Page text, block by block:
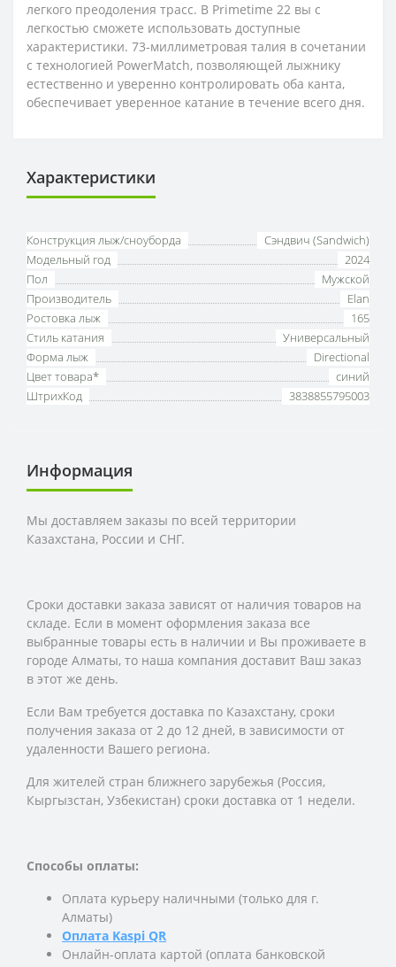
легкого преодоления трасс. В Primetime 22 вы с
легкостью сможете использовать доступные
характеристики. 73-миллиметровая талия в сочетании
с технологией PowerMatch, позволяющей лыжнику
естественно и уверенно контролировать оба канта,
обеспечивает уверенное катание в течение всего дня.
Характеристики
Конструкция лыж/сноуборда
Сэндвич (Sandwich)
Модельный год
2024
Пол
Мужской
Производитель
Elan
Ростовка лыж
165
Стиль катания
Универсальный
Форма лыж
Directional
Цвет товара*
синий
ШтрихКод
3838855795003
Информация
Мы доставляем заказы по всей территории
Казахстана, России и СНГ.
Сроки доставки заказа зависят от наличия товаров на
складе. Если в момент оформления заказа все
выбранные товары есть в наличии и Вы проживаете в
городе Алматы, то наша компания доставит Ваш заказ
в этот же день.
Если Вам требуется доставка по Казахстану, сроки
получения заказа от 2 до 12 дней, в зависимости от
удаленности Вашего региона.
Для жителей стран ближнего зарубежья (Россия,
Кыргызстан, Узбекистан) сроки доставка от 1 недели.
Способы оплаты:
Оплата курьеру наличными (только для г.
Алматы)
Оплата Kaspi QR
Онлайн-оплата картой (оплата банковской